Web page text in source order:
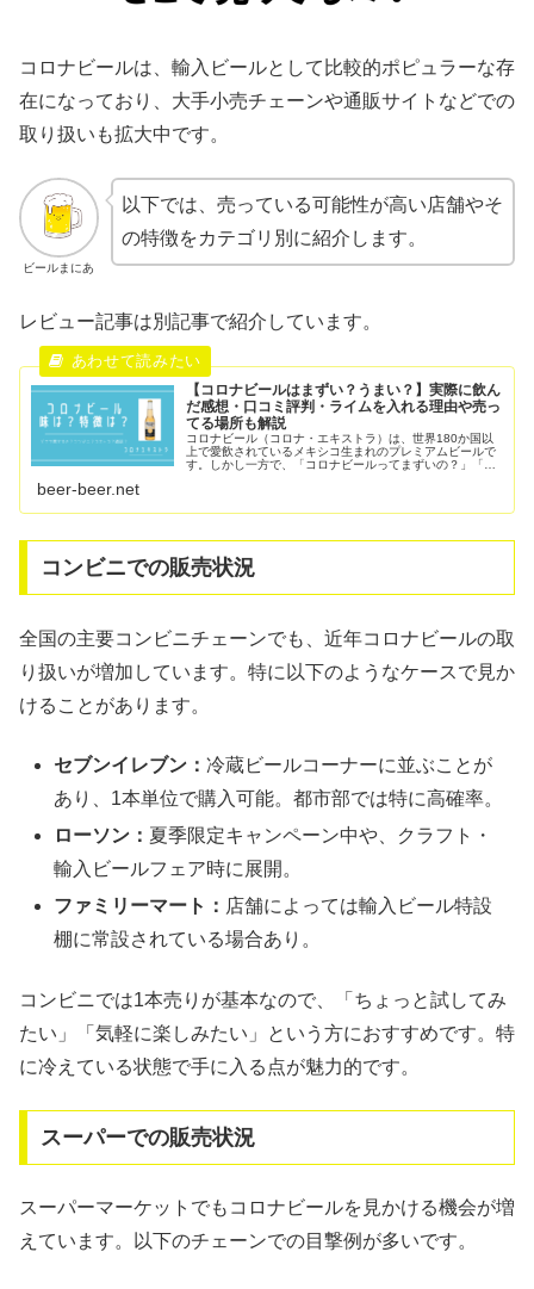
コロナビールは、輸入ビールとして比較的ポピュラーな存
在になっており、大手小売チェーンや通販サイトなどでの
取り扱いも拡大中です。
ビールまにあ
以下では、売っている可能性が高い店舗やそ
の特徴をカテゴリ別に紹介します。
レビュー記事は別記事で紹介しています。
【コロナビールはまずい？うまい？】実際に飲ん
だ感想・口コミ評判・ライムを入れる理由や売っ
てる場所も解説
コロナビール（コロナ・エキストラ）は、世界180か国以
上で愛飲されているメキシコ生まれのプレミアムビールで
す。しかし一方で、「コロナビールってまずいの？」「ラ
beer-beer.net
コンビニでの販売状況
全国の主要コンビニチェーンでも、近年コロナビールの取
り扱いが増加しています。特に以下のようなケースで見か
けることがあります。
セブンイレブン：冷蔵ビールコーナーに並ぶことが
あり、1本単位で購入可能。都市部では特に高確率。
ローソン： 夏季限定キャンペーン中や、クラフト・
輸入ビールフェア時に展開。
ファミリーマート： 店舗によっては輸入ビール特設
棚に常設されている場合あり。
コンビニでは1本売りが基本なので、「ちょっと試してみ
たい」「気軽に楽しみたい」という方におすすめです。特
に冷えている状態で手に入る点が魅力的です。
スーパーでの販売状況
スーパーマーケットでもコロナビールを見かける機会が増
えています。以下のチェーンでの目撃例が多いです。